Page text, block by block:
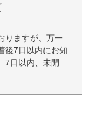
りますが、万一
後7日以内にお知
7日以内、未開